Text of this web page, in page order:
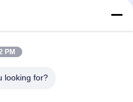
porcellana di pavimento
per fornire una superficie
e all'usura quotidiana
Piastrella in Porcellana
Superficie Durevole
PM
looking for?